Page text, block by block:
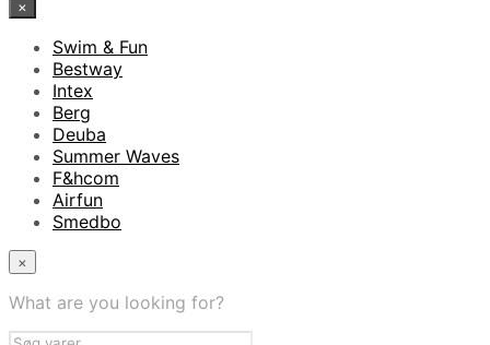
×
Swim & Fun
Bestway
Intex
Berg
Deuba
Summer Waves
F&hcom
Airfun
Smedbo
×
What are you looking for?